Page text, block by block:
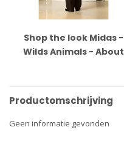
Shop the look Midas -
Wilds Animals - About
Productomschrijving
Geen informatie gevonden